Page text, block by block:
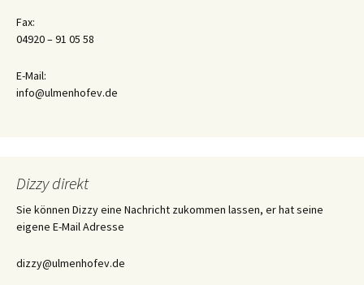
Fax:
04920 – 91 05 58
E-Mail:
info@ulmenhofev.de
Dizzy direkt
Sie können Dizzy eine Nachricht zukommen lassen, er hat seine
eigene E-Mail Adresse
dizzy@ulmenhofev.de